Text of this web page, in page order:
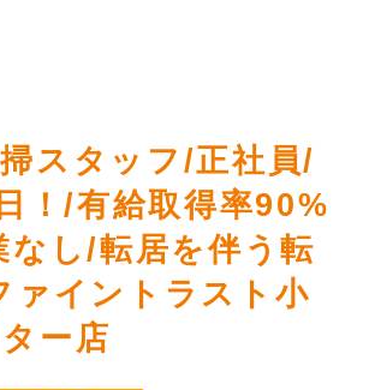
スタッフ/正社員/
！/有給取得率90%
なし/転居を伴う転
ァイントラスト小
ー店